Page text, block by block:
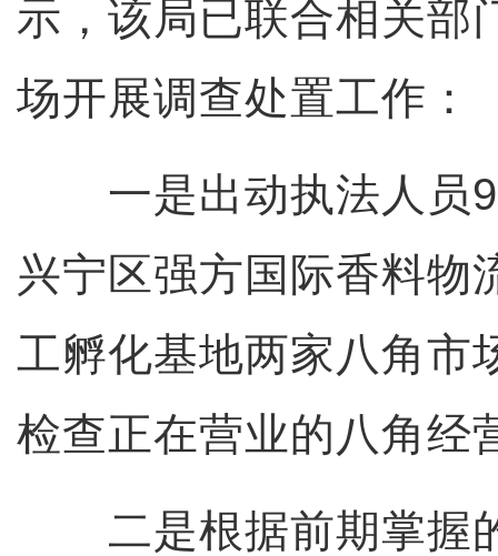
示，该局已联合相关部
场开展调查处置工作：
一是出动执法人员
兴宁区强方国际香料物
工孵化基地两家八角市
检查正在营业的八角经
二是根据前期掌握